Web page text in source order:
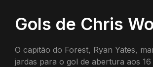
Gols de Chris
O capitão do Forest, Ryan Yates,
jardas para o gol de abertura aos